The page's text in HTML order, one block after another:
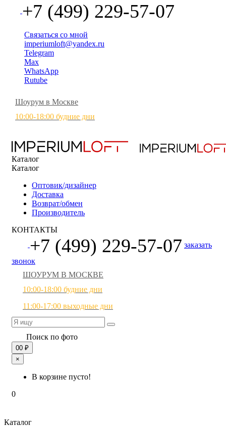
+7 (499) 229-57-07
Связаться со мной
imperiumloft@yandex.ru
Telegram
Max
WhatsApp
Rutube
Шоурум в Москве
10:00-18:00 будние дни
Каталог
Каталог
Оптовик/дизайнер
Доставка
Возврат/обмен
Производитель
КОНТАКТЫ
+7 (499) 229-57-07 заказать
звонок
ШОУРУМ В МОСКВЕ
10:00-18:00 будние дни
11:00-17:00 выходные дни
Поиск по фото
00 ₽
×
В корзине пусто!
0
Каталог